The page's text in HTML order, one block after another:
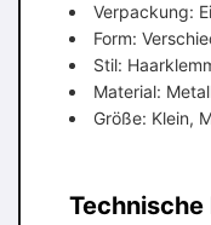
Verpackung:
Form:
Stil:
Material:
Größe: Klein,